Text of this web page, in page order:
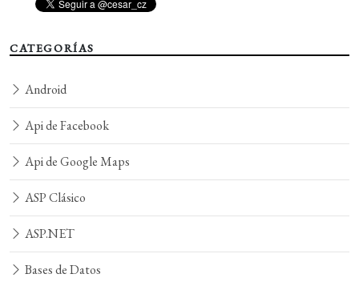
CATEGORÍAS
Android
Api de Facebook
Api de Google Maps
ASP Clásico
ASP.NET
Bases de Datos